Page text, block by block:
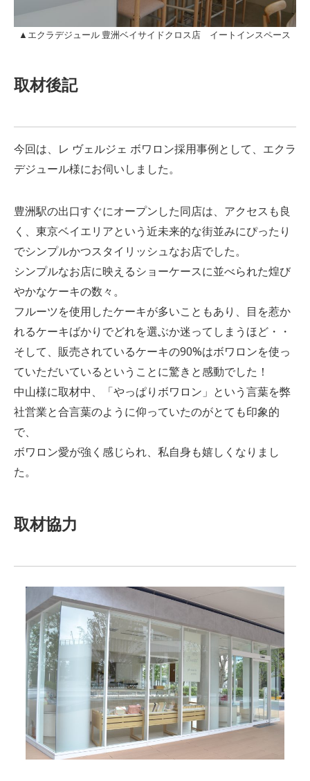
▲エクラデジュール 豊洲ベイサイドクロス店 イートインスペース
取材後記
今回は、レ ヴェルジェ ボワロン採用事例として、エクラ
デジュール様にお伺いしました。
豊洲駅の出口すぐにオープンした同店は、アクセスも良
く、東京ベイエリアという近未来的な街並みにぴったり
でシンプルかつスタイリッシュなお店でした。
シンプルなお店に映えるショーケースに並べられた煌び
やかなケーキの数々。
フルーツを使用したケーキが多いこともあり、目を惹か
れるケーキばかりでどれを選ぶか迷ってしまうほど・・
そして、販売されているケーキの90%はボワロンを使っ
ていただいているということに驚きと感動でした！
中山様に取材中、「やっぱりボワロン」という言葉を弊
社営業と合言葉のように仰っていたのがとても印象的
で、
ボワロン愛が強く感じられ、私自身も嬉しくなりまし
た。
取材協力